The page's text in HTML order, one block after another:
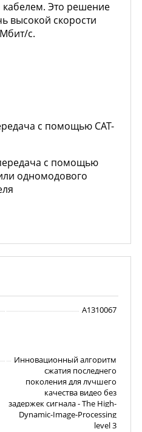
Это решение
высокой скорости
с.
с помощью CAT-
с помощью
одномодового
A1310067
Инновационный алгоритм
сжатия последнего
поколения для лучшего
качества видео без
задержек сигнала - The High-
Dynamic-Image-Processing
level 3